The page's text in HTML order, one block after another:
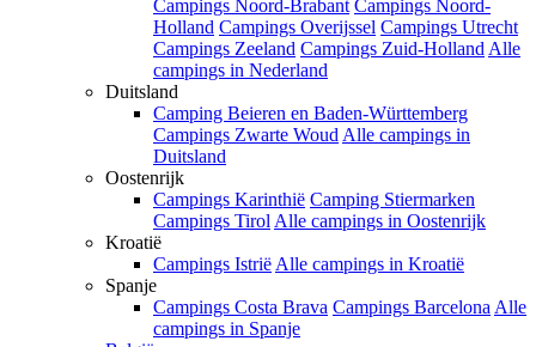
Campings Noord-Brabant Campings Noord-
Holland Campings Overijssel Campings Utrecht
Campings Zeeland Campings Zuid-Holland Alle
campings in Nederland
Duitsland
Camping Beieren en Baden-Württemberg
Campings Zwarte Woud Alle campings in
Duitsland
Oostenrijk
Campings Karinthië Camping Stiermarken
Campings Tirol Alle campings in Oostenrijk
Kroatië
Campings Istrië Alle campings in Kroatië
Spanje
Campings Costa Brava Campings Barcelona Alle
campings in Spanje